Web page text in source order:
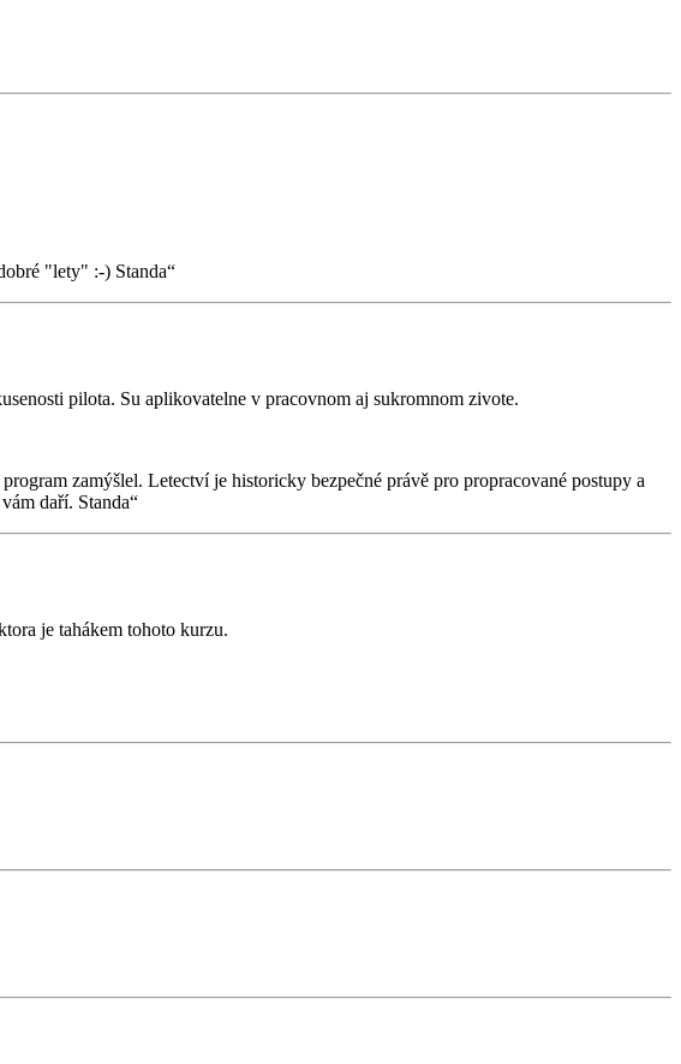
"lety" :-) Standa“
pilota. Su aplikovatelne v pracovnom aj sukromnom zivote.
zamýšlel. Letectví je historicky bezpečné právě pro propracované postupy a
daří. Standa“
je tahákem tohoto kurzu.